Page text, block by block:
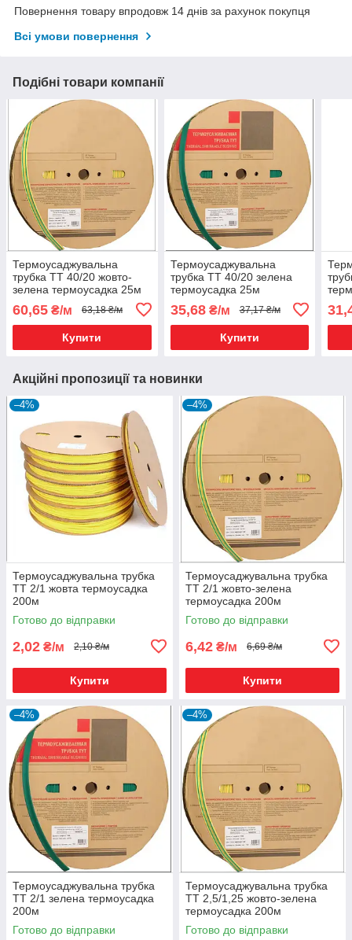
Повернення товару впродовж 14 днів за рахунок покупця
Всі умови повернення
Подібні товари компанії
Термоусаджувальна
трубка ТТ 40/20 жовто-
зелена термоусадка 25м
60,65 ₴/м 63,18 ₴/м
Купити
Термоусаджувальна
трубка ТТ 40/20 зелена
термоусадка 25м
35,68₴/м 37,17 ₴/м
Купити
Акційні пропозиції та новинки
–4%
Термоусаджувальна трубка
ТТ 2/1 жовта термоусадка
200м
Готово до відправки
2,02 ₴/м 2,10 ₴/м
Купити
–4%
Термоусаджувальна трубка
ТТ 2/1 жовто-зелена
термоусадка 200м
Готово до відправки
6,42 ₴/м 6,69 ₴/м
Купити
–4%
Термоусаджувальна трубка
ТТ 2/1 зелена термоусадка
200м
Готово до відправки
–4%
Термоусаджувальна трубка
ТТ 2,5/1,25 жовто-зелена
термоусадка 200м
Готово до відправки